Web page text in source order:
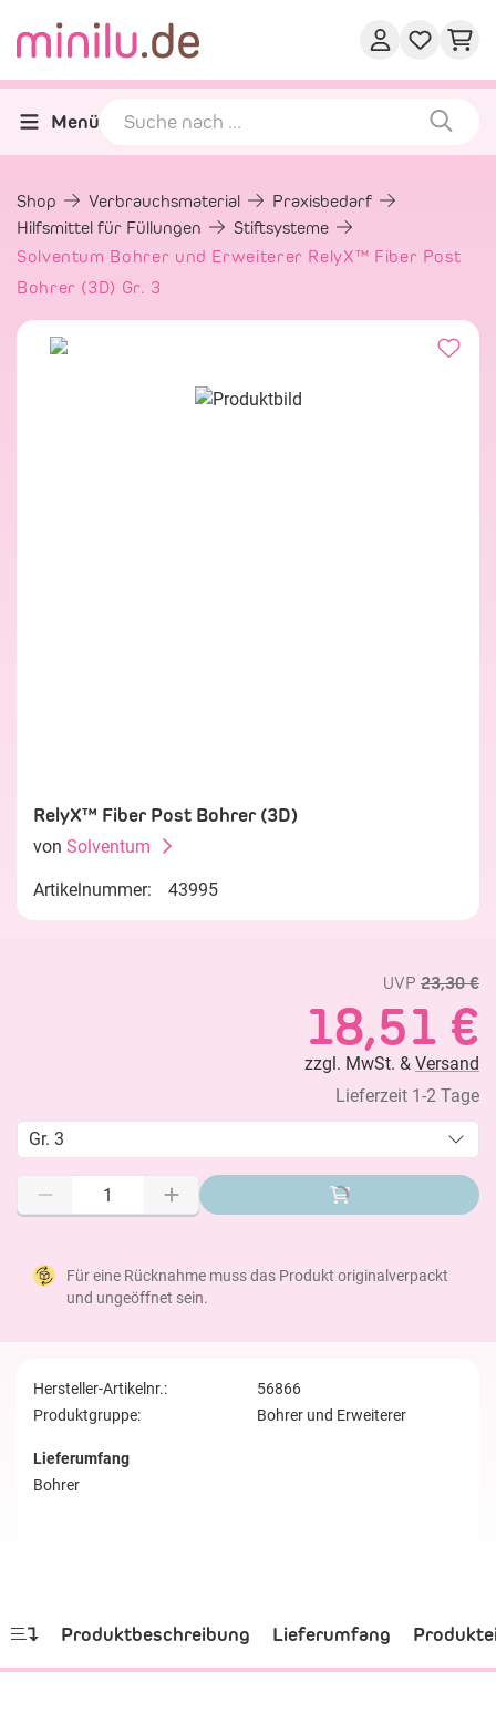
Menü
Shop Verbrauchsmaterial
Praxisbedarf
Hilfsmittel für Füllungen
Stiftsysteme
Solventum Bohrer und Erweiterer RelyX™ Fiber Post
Bohrer (3D) Gr. 3
RelyX™ Fiber Post Bohrer (3D)
von Solventum
Artikelnummer: 43995
UVP 23,30 €
18,51 €
zzgl. MwSt. & Versand
Lieferzeit 1-2 Tage
Gr. 3
Für eine Rücknahme muss das Produkt originalverpackt
und ungeöffnet sein.
Hersteller-Artikelnr.:
56866
Produktgruppe:
Bohrer und Erweiterer
Lieferumfang
Bohrer
Produktbeschreibung Lieferumfang